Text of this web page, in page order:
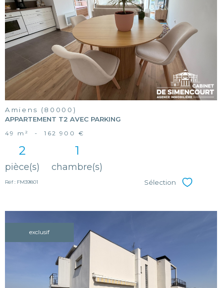
voir le
bien
Amiens (80000)
APPARTEMENT T2 AVEC PARKING
49 m² - 162 900 €
2
pièce(s)
1
chambre(s)
Réf : FM39801 Sélection Sélectionner
exclusif
voir le